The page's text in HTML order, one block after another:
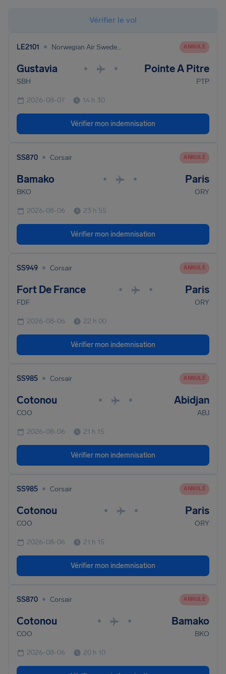
Vérifier le vol
LE2101 • Norwegian Air Sweden Ab ANNULÉ
Gustavia • • Pointe A Pitre
SBH PTP
2026-08-07 14 h 30
Vérifier mon indemnisation
SS870 • Corsair ANNULÉ
Bamako • • Paris
BKO ORY
2026-08-06 23 h 55
Vérifier mon indemnisation
SS949 • Corsair ANNULÉ
Fort De France • • Paris
FDF ORY
2026-08-06 22 h 00
Vérifier mon indemnisation
SS985 • Corsair ANNULÉ
Cotonou • • Abidjan
COO ABJ
2026-08-06 21 h 15
Vérifier mon indemnisation
SS985 • Corsair ANNULÉ
Cotonou • • Paris
COO ORY
2026-08-06 21 h 15
Vérifier mon indemnisation
SS870 • Corsair ANNULÉ
Cotonou • • Bamako
COO BKO
2026-08-06 20 h 10